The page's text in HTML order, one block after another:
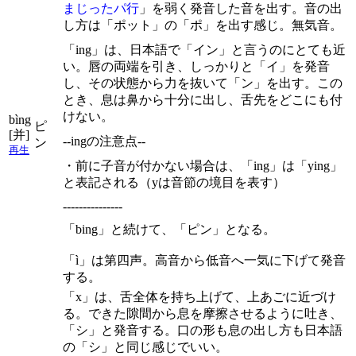
bìng
[并]
再生
ピ
ン
まじったパ行 」を弱く発音した音を出す。音の出
し方は「ポット」の「ポ」を出す感じ。無気音。
「ing」は、日本語で「イン」と言うのにとても近
い。唇の両端を引き、しっかりと「イ」を発音
し、その状態から力を抜いて「ン」を出す。この
とき、息は鼻から十分に出し、舌先をどこにも付
けない。
--ingの注意点--
・前に子音が付かない場合は、「ing」は「ying」
と表記される（yは音節の境目を表す）
---------------
「bing」と続けて、「ピン」となる。
「ì」は第四声。高音から低音へ一気に下げて発音
する。
「x」は、舌全体を持ち上げて、上あごに近づけ
る。できた隙間から息を摩擦させるように吐き、
「シ」と発音する。口の形も息の出し方も日本語
の「シ」と同じ感じでいい。